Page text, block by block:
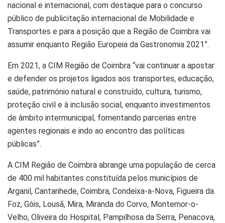
nacional e internacional, com destaque para o concurso
público de publicitação internacional de Mobilidade e
Transportes e para a posição que a Região de Coimbra vai
assumir enquanto Região Europeia da Gastronomia 2021”.
Em 2021, a CIM Região de Coimbra “vai continuar a apostar
e defender os projetos ligados aos transportes, educação,
saúde, património natural e construído, cultura, turismo,
proteção civil e à inclusão social, enquanto investimentos
de âmbito intermunicipal, fomentando parcerias entre
agentes regionais e indo ao encontro das políticas
públicas”.
A CIM Região de Coimbra abrange uma população de cerca
de 400 mil habitantes constituída pelos municípios de
Arganil, Cantanhede, Coimbra, Condeixa-a-Nova, Figueira da
Foz, Góis, Lousã, Mira, Miranda do Corvo, Montemor-o-
Velho, Oliveira do Hospital, Pampilhosa da Serra, Penacova,